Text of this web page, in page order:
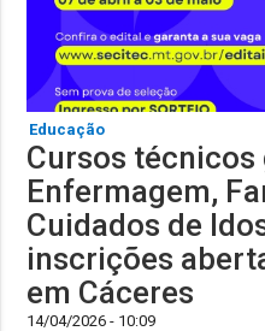
Educação
Cursos
Enfermagem,
Cuidados de
inscrições
em Cáceres
14/04/2026 - 10:09